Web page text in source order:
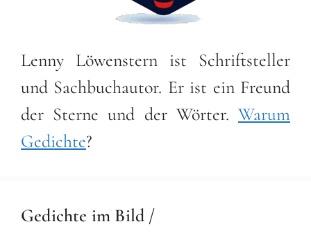
Lenny Löwenstern ist Schriftsteller
und Sachbuchautor. Er ist ein Freund
der Sterne und der Wörter. Warum
Gedichte?
Gedichte im Bild /